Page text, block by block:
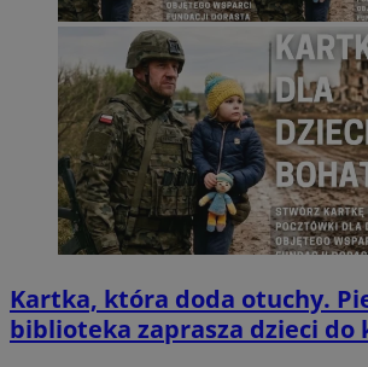
Kartka, która doda otuchy.
biblioteka zaprasza dzieci do